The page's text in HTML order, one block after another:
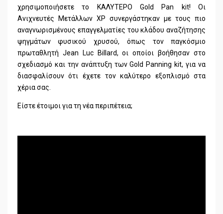
χρησιμοποιήσετε το ΚΑΛΥΤΕΡΟ Gold Pan kit! Οι
Ανιχνευτές Μετάλλων XP συνεργάστηκαν με τους πιο
αναγνωρισμένους επαγγελματίες του κλάδου αναζήτησης
ψηγμάτων φυσικού χρυσού, όπως τον παγκόσμιο
πρωταθλητή Jean Luc Billard, οι οποίοι βοήθησαν στο
σχεδιασμό και την ανάπτυξη των Gold Panning kit, για να
διασφαλίσουν ότι έχετε τον καλύτερο εξοπλισμό στα
χέρια σας.
Είστε έτοιμοι για τη νέα περιπέτεια;